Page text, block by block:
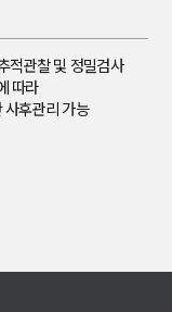
적관찰 및 정밀검사
따라
사후관리 가능